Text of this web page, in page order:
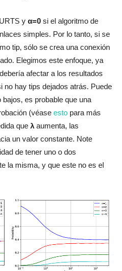
y α=0 si el algoritmo de
simples. Por lo tanto, si se
tip, sólo se crea una conexión
Elegimos este enfoque, ya
afectar a los resultados
no hay tips dejados atrás. Puede
es probable que una
(véase esto para más
que λ aumenta, las
un valor constante. Note
de tener uno o dos
la misma, y que este no es el